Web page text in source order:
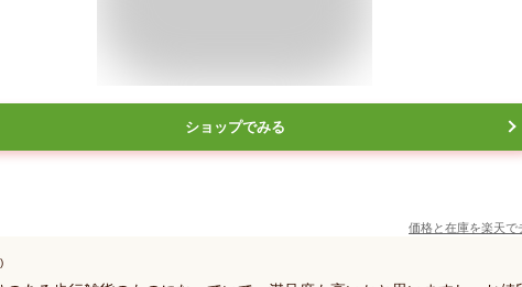
ショップでみる
価格と在庫を楽天で